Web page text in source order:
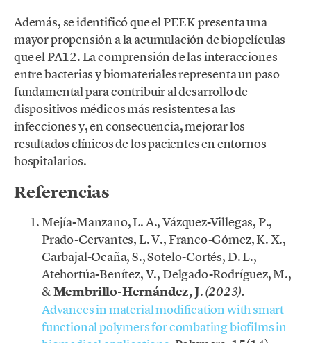
Además, se identificó que el PEEK presenta una
mayor propensión a la acumulación de biopelículas
que el PA12. La comprensión de las interacciones
entre bacterias y biomateriales representa un paso
fundamental para contribuir al desarrollo de
dispositivos médicos más resistentes a las
infecciones y, en consecuencia, mejorar los
resultados clínicos de los pacientes en entornos
hospitalarios.
Referencias
Mejía-Manzano, L. A., Vázquez-Villegas, P.,
Prado-Cervantes, L. V., Franco-Gómez, K. X.,
Carbajal-Ocaña, S., Sotelo-Cortés, D. L.,
Atehortúa-Benítez, V., Delgado-Rodríguez, M.,
&Membrillo-Hernández, J.(2023).
Advances in material modification with smart
functional polymers for combating biofilms in